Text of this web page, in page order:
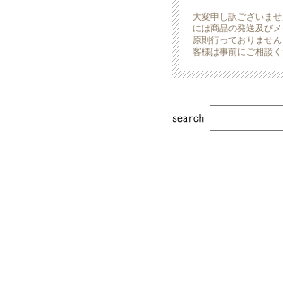
大変申し訳ございま
には商品の発送及び
原則行っておりませ
客様は事前にご相談く